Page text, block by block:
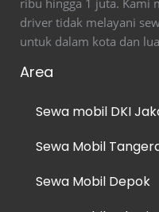
ribu hingga 1 juta. Kami
driver tidak melayani
untuk dalam kota dan
Area
Sewa mobil DKI
Sewa Mobil
Sewa Mobil Depok